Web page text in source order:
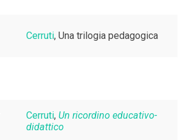
Cerruti, Una trilogia pedagogica
Cerruti, Un ricordino educativo-
didattico